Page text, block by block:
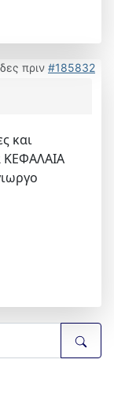
πριν #185832
και
ΚΕΦΑΛΑΙΑ